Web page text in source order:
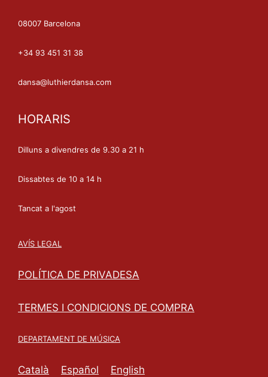
08007 Barcelona
+34 93 451 31 38
dansa@luthierdansa.com
HORARIS
Dilluns a divendres de 9.30 a 21 h
Dissabtes de 10 a 14 h
Tancat a l'agost
AVÍS LEGAL
POLÍTICA DE PRIVADESA
TERMES I CONDICIONS DE COMPRA
DEPARTAMENT DE MÚSICA
Català Español English